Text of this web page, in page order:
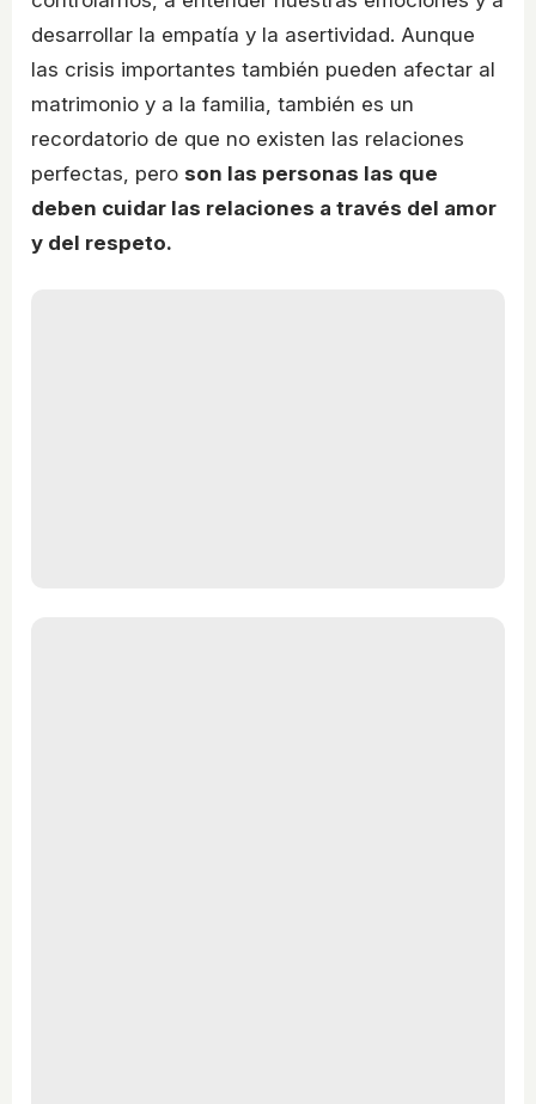
desarrollar la empatía y la asertividad. Aunque
las crisis importantes también pueden afectar al
matrimonio y a la familia, también es un
recordatorio de que no existen las relaciones
perfectas, pero son las personas las que
deben cuidar las relaciones a través del amor
y del respeto.